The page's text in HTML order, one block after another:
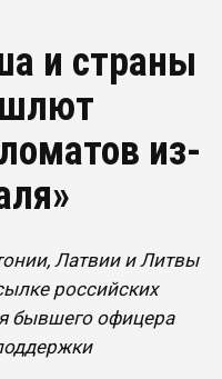
и страны
из-
Латвии и Литвы
российских
бывшего офицера